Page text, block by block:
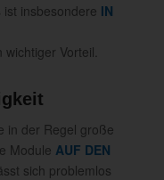
insbesondere IN
Vorteil.
in der Regel große
Module AUF DEN
sich problemlos